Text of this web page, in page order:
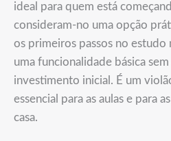
ideal para quem está
consideram-no uma opção
os primeiros passos no estudo
uma funcionalidade básica
investimento inicial. É um
essencial para as aulas e para
casa.